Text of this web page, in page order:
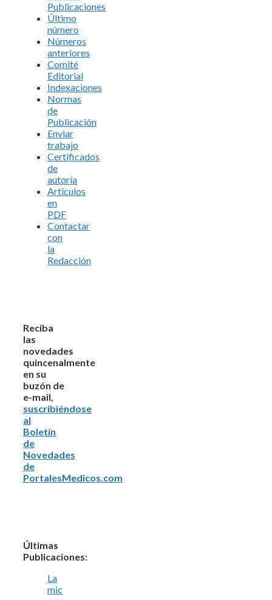
Publicaciones
Último
número
Números
anteriores
Comité
Editorial
Indexaciones
Normas
de
Publicación
Enviar
trabajo
Certificados
de
autoría
Artículos
en
PDF
Contactar
con
la
Redacción
Reciba
las
novedades
quincenalmente
en su
buzón de
e-mail,
suscribiéndose
al
Boletín
de
Novedades
de
PortalesMedicos.com
Últimas
Publicaciones:
La
mic